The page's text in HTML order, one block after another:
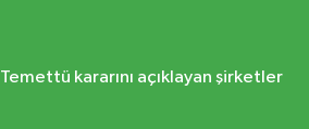
Temettü kararını açıklayan şirketler